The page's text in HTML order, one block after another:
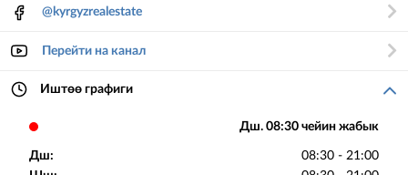
@kyrgyzrealestate
Перейти на канал
Иштөө графиги
Дш. 08:30 чейин жабык
Дш:
08:30 - 21:00